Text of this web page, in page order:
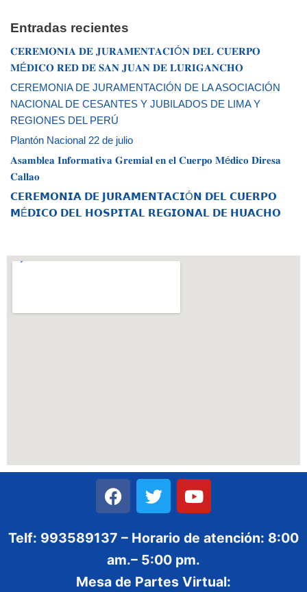
Entradas recientes
𝐂𝐄𝐑𝐄𝐌𝐎𝐍𝐈𝐀 𝐃𝐄 𝐉𝐔𝐑𝐀𝐌𝐄𝐍𝐓𝐀𝐂𝐈Ó𝐍 𝐃𝐄𝐋 𝐂𝐔𝐄𝐑𝐏𝐎
𝐌É𝐃𝐈𝐂𝐎 𝐑𝐄𝐃 𝐃𝐄 𝐒𝐀𝐍 𝐉𝐔𝐀𝐍 𝐃𝐄 𝐋𝐔𝐑𝐈𝐆𝐀𝐍𝐂𝐇𝐎
CEREMONIA DE JURAMENTACIÓN DE LA ASOCIACIÓN
NACIONAL DE CESANTES Y JUBILADOS DE LIMA Y
REGIONES DEL PERÚ
Plantón Nacional 22 de julio
𝐀𝐬𝐚𝐦𝐛𝐥𝐞𝐚 𝐈𝐧𝐟𝐨𝐫𝐦𝐚𝐭𝐢𝐯𝐚 𝐆𝐫𝐞𝐦𝐢𝐚𝐥 𝐞𝐧 𝐞𝐥 𝐂𝐮𝐞𝐫𝐩𝐨 𝐌é𝐝𝐢𝐜𝐨 𝐃𝐢𝐫𝐞𝐬𝐚
𝐂𝐚𝐥𝐥𝐚𝐨
𝗖𝗘𝗥𝗘𝗠𝗢𝗡𝗜𝗔 𝗗𝗘 𝗝𝗨𝗥𝗔𝗠𝗘𝗡𝗧𝗔𝗖𝗜Ó𝗡 𝗗𝗘𝗟 𝗖𝗨𝗘𝗥𝗣𝗢
𝗠É𝗗𝗜𝗖𝗢 𝗗𝗘𝗟 𝗛𝗢𝗦𝗣𝗜𝗧𝗔𝗟 𝗥𝗘𝗚𝗜𝗢𝗡𝗔𝗟 𝗗𝗘 𝗛𝗨𝗔𝗖𝗛𝗢
Telf: 993589137 – Horario de atención: 8:00
am.– 5:00 pm.
Mesa de Partes Virtual: